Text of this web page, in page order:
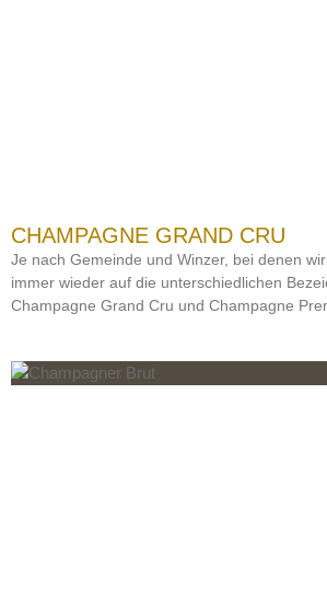
CHAMPAGNE GRAND CRU
Je nach Gemeinde und Winzer, bei denen
immer wieder auf die unterschiedlichen
Champagne Grand Cru und Champagne